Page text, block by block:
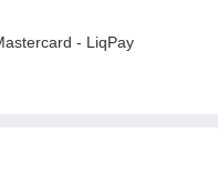
- LiqPay